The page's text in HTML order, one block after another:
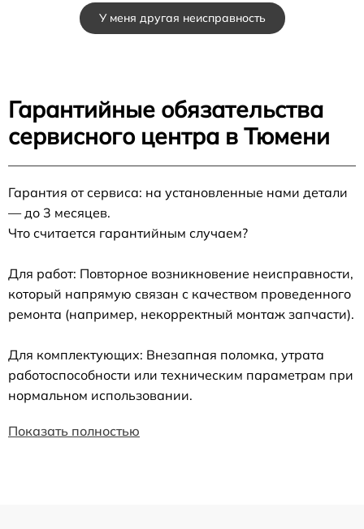
У меня другая неисправность
Гарантийные обязательства
сервисного центра в Тюмени
Гарантия от сервиса: на установленные нами детали
— до 3 месяцев.
Что считается гарантийным случаем?
Для работ: Повторное возникновение неисправности,
который напрямую связан с качеством проведенного
ремонта (например, некорректный монтаж запчасти).
Для комплектующих: Внезапная поломка, утрата
работоспособности или техническим параметрам при
нормальном использовании.
Показать полностью